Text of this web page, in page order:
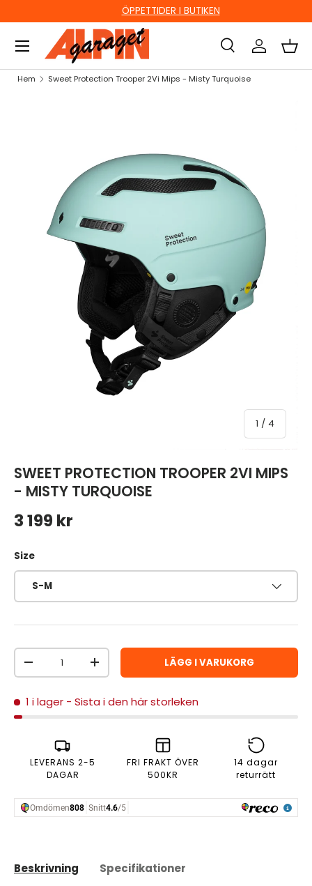
HOPPA TILL INNEHÅLL
ÖPPETTIDER I BUTIKEN
Sök
Sök
Sök Logga inKorg
Hem Sweet Protection Trooper 2Vi Mips - Misty Turquoise
1 / av
4
SWEET PROTECTION TROOPER 2VI MIPS
- MISTY TURQUOISE
Ordinarie pris
3 199 kr
Size
S-M
Antal
MINSKA ANTALÖKA ANTAL LÄGG I VARUKORG
1 i lager - Sista i den här storleken
LEVERANS 2-5
DAGAR
FRI FRAKT ÖVER
500KR
14 dagar
returrätt
Beskrivning Specifikationer